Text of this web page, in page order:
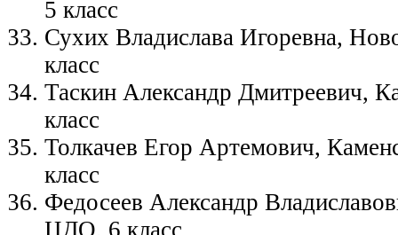
5 класс
Сухих Владислава Игоревна,
класс
Таскин Александр Дмитреевич,
класс
Толкачев Егор Артемович,
класс
Федосеев Александр
ЦДО, 6 класс